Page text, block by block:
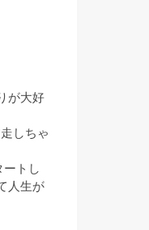
が大好
しちゃ
ートし
人生が